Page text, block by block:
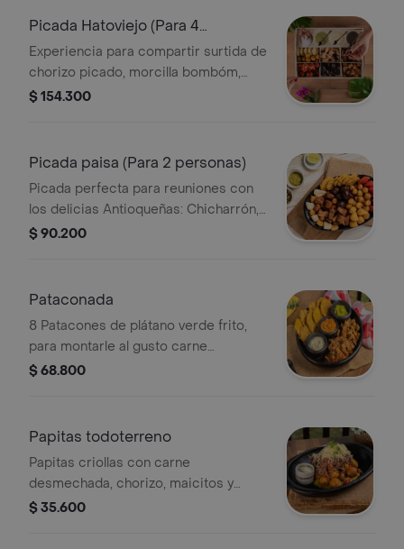
salsa bbq y chimichurri.
Picada Hatoviejo (Para 4
personas)
Experiencia para compartir surtida de
chorizo picado, morcilla bombóm,
chicharroncitos, trocitos de pollo a la
la plancha, papitas criollas, palitos de
yuca, arepitas de maíz, chimichurri,
salsa bbq y salsa de tomate.
$ 154.300
Picada paisa (Para 2 personas)
Picada perfecta para reuniones con
los delicias Antioqueñas: Chicharrón,
chorizo, morcilla, empanaditas de
tomate, con guacamole, ají pique y
$ 90.200
Pataconada
8 Patacones de plátano verde frito,
para montarle al gusto carne
desmechada y trocitos de chicharrón,
$ 68.800
Papitas todoterreno
Papitas criollas con carne
desmechada, chorizo, maicitos y
queso momposino, sobre cama de
$ 35.600